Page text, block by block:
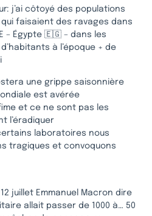
j’ai côtoyé des populations
faisaient des ravages dans
– Égypte 🇪🇬 – dans les
à l’époque + de
une grippe saisonnière
est avérée
et ce ne sont pas les
l’éradiquer
laboratoires nous
tragiques et convoquons
juillet Emmanuel Macron dire
allait passer de 1000 à… 50